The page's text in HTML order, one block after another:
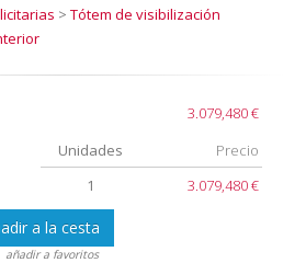
> Tótem de visibilización
3.079,480 €
Unidades
Precio
1
3.079,480 €
a la cesta
añadir a favoritos